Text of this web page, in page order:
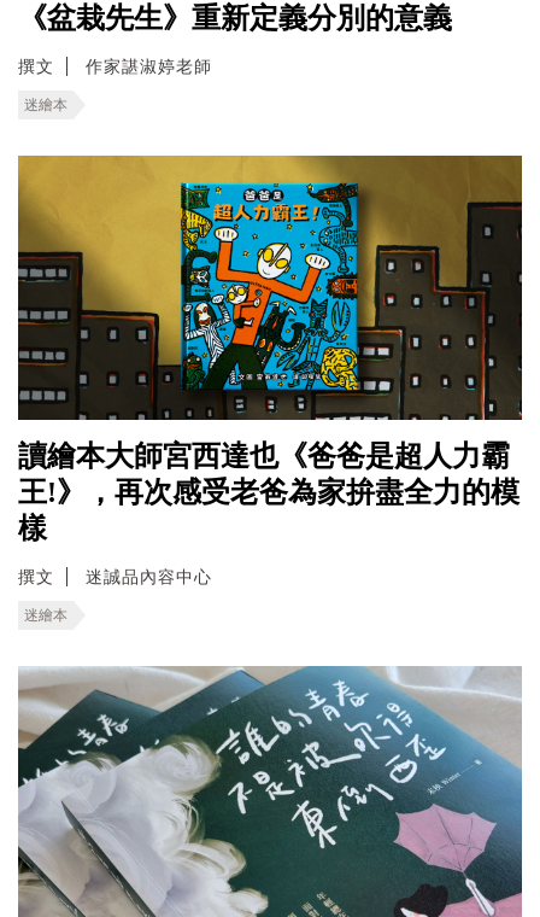
《盆栽先生》重新定義分別的意義
撰文 作家諶淑婷老師
迷繪本
讀繪本大師宮西達也《爸爸是超人力霸
王!》，再次感受老爸為家拚盡全力的模
樣
撰文 迷誠品內容中心
迷繪本